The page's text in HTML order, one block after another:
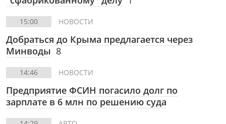
15:00 НОВОСТИ
Добраться до Крыма предлагается через
Минводы 8
14:46 НОВОСТИ
Предприятие ФСИН погасило долг по
зарплате в 6 млн по решению суда